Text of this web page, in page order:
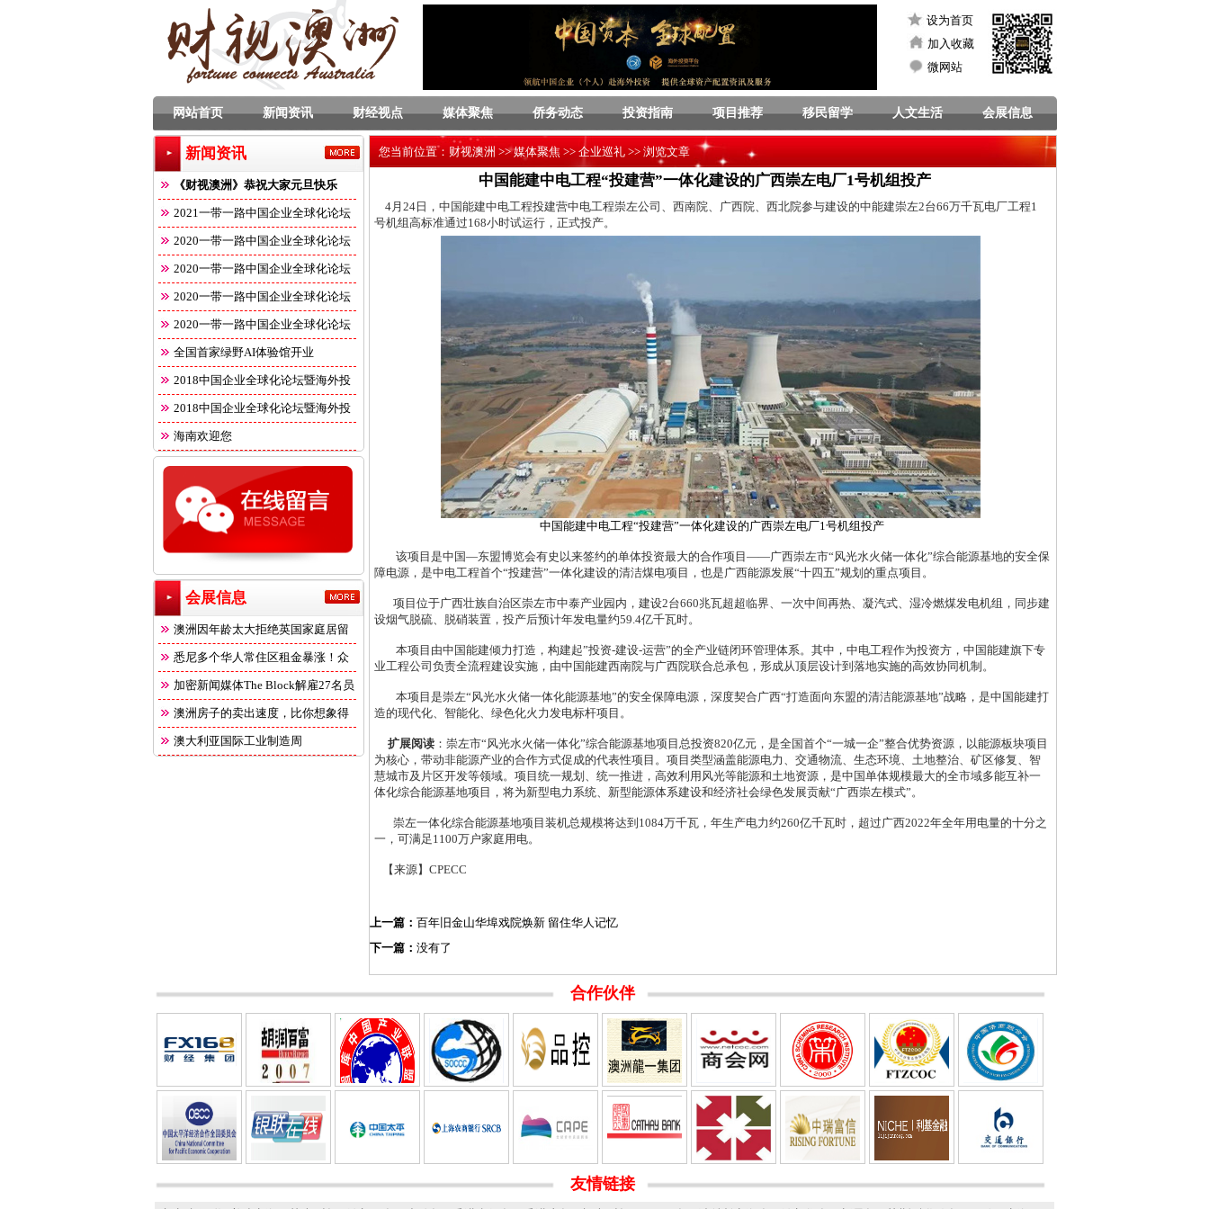
设为首页
加入收藏
微网站
网站首页 新闻资讯 财经视点 媒体聚焦 侨务动态 投资指南 项目推荐 移民留学 人文生活 会展信息
新闻资讯
《财视澳洲》恭祝大家元旦快乐
2021一带一路中国企业全球化论坛
2020一带一路中国企业全球化论坛
2020一带一路中国企业全球化论坛
2020一带一路中国企业全球化论坛
2020一带一路中国企业全球化论坛
全国首家绿野AI体验馆开业
2018中国企业全球化论坛暨海外投
2018中国企业全球化论坛暨海外投
海南欢迎您
会展信息
澳洲因年龄太大拒绝英国家庭居留
悉尼多个华人常住区租金暴涨！众
多 加密新闻媒体The Block解雇27名员
澳洲房子的卖出速度，比你想象得
快 澳大利亚国际工业制造周
您当前位置： 财视澳洲 >>媒体聚焦 >> 企业巡礼>> 浏览文章
中国能建中电工程“投建营”一体化建设的广西崇左电厂1号机组投产
4月24日，中国能建中电工程投建营中电工程崇左公司、西南院、广西院、西北院参与建设的中能建崇左2台66万千瓦电厂工程1
号机组高标准通过168小时试运行，正式投产。
中国能建中电工程“投建营”一体化建设的广西崇左电厂1号机组投产
该项目是中国—东盟博览会有史以来签约的单体投资最大的合作项目——广西崇左市“风光水火储一体化”综合能源基地的安全保
障电源，是中电工程首个“投建营”一体化建设的清洁煤电项目，也是广西能源发展“十四五”规划的重点项目。
项目位于广西壮族自治区崇左市中泰产业园内，建设2台660兆瓦超超临界、一次中间再热、凝汽式、湿冷燃煤发电机组，同步建
设烟气脱硫、脱硝装置，投产后预计年发电量约59.4亿千瓦时。
本项目由中国能建倾力打造，构建起”投资-建设-运营”的全产业链闭环管理体系。其中，中电工程作为投资方，中国能建旗下专
业工程公司负责全流程建设实施，由中国能建西南院与广西院联合总承包，形成从顶层设计到落地实施的高效协同机制。
本项目是崇左“风光水火储一体化能源基地”的安全保障电源，深度契合广西“打造面向东盟的清洁能源基地”战略，是中国能建打
造的现代化、智能化、绿色化火力发电标杆项目。
扩展阅读：崇左市“风光水火储一体化”综合能源基地项目总投资820亿元，是全国首个“一城一企”整合优势资源，以能源板块项目
为核心，带动非能源产业的合作方式促成的代表性项目。项目类型涵盖能源电力、交通物流、生态环境、土地整治、矿区修复、智
慧城市及片区开发等领域。项目统一规划、统一推进，高效利用风光等能源和土地资源，是中国单体规模最大的全市域多能互补一
体化综合能源基地项目，将为新型电力系统、新型能源体系建设和经济社会绿色发展贡献“广西崇左模式”。
崇左一体化综合能源基地项目装机总规模将达到1084万千瓦，年生产电力约260亿千瓦时，超过广西2022年全年用电量的十分之
一，可满足1100万户家庭用电。
【来源】CPECC
上一篇： 百年旧金山华埠戏院焕新 留住华人记忆
下一篇： 没有了
合作伙伴
友情链接